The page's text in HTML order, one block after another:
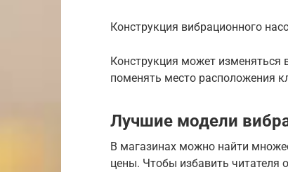
Конструкция вибрационного
Конструкция может изменяться
поменять место расположения
Лучшие модели
В магазинах можно найти
цены. Чтобы избавить